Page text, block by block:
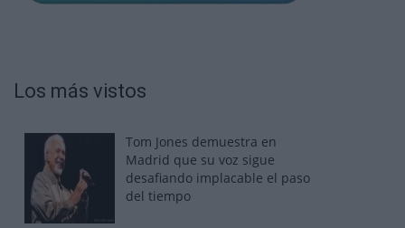
Los más vistos
Tom Jones demuestra en
Madrid que su voz sigue
desafiando implacable el paso
del tiempo